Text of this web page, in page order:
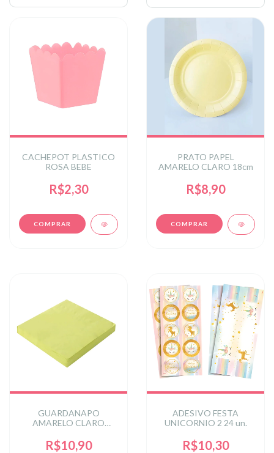
CACHEPOT PLASTICO
ROSA BEBE
R$2,30
PRATO PAPEL
AMARELO CLARO 18cm
R$8,90
GUARDANAPO
AMARELO CLARO
R$10,90
ADESIVO FESTA
UNICORNIO 2 24 un.
R$10,30